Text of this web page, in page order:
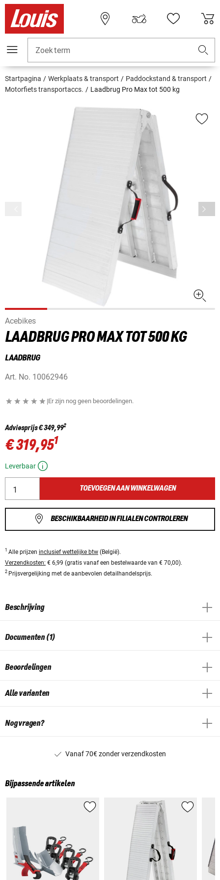
Zoekterm
Startpagina Werkplaats & transport
Paddockstand & transport
Motorfiets transportaccs.
Laadbrug Pro Max tot 500 kg
Acebikes
LAADBRUG PRO MAX TOT 500 KG
LAADBRUG
Art. No. 10062946
|Er zijn nog geen beoordelingen.
Adviesprijs€ 349,992
€ 319,951
Leverbaar
TOEVOEGEN AAN WINKELWAGEN
BESCHIKBAARHEID IN FILIALEN CONTROLEREN
1 Alle prijzen inclusief wettelijke btw (België).
Verzendkosten: € 6,99 (gratis vanaf een bestelwaarde van € 70,00).
2 Prijsvergelijking met de aanbevolen detailhandelsprijs.
Beschrijving
Documenten (1)
Beoordelingen
Alle varianten
Nog vragen?
Vanaf 70€ zonder verzendkosten
Bijpassende artikelen